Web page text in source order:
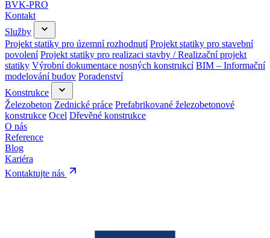
BVK-PRO
Kontakt
Služby
Projekt statiky pro územní rozhodnutí Projekt statiky pro stavební
povolení Projekt statiky pro realizaci stavby / Realizační projekt
statiky Výrobní dokumentace nosných konstrukcí BIM – Informační
modelování budov Poradenství
Konstrukce
Železobeton Zednické práce Prefabrikované železobetonové
konstrukce Ocel Dřevěné konstrukce
O nás
Reference
Blog
Kariéra
Kontaktujte nás